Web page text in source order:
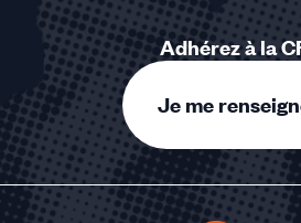
Adhérez à la
Je me